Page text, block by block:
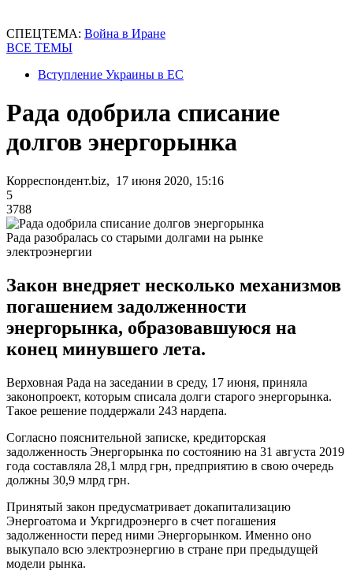
СПЕЦТЕМА: Война в Иране
ВСЕ ТЕМЫ
Вступление Украины в ЕС
Рада одобрила списание
долгов энергорынка
Корреспондент.biz, 17 июня 2020, 15:16
5
3788
Рада разобралась со старыми долгами на рынке
электроэнергии
Закон внедряет несколько механизмов
погашением задолженности
энергорынка, образовавшуюся на
конец минувшего лета.
Верховная Рада на заседании в среду, 17 июня, приняла
законопроект, которым списала долги старого энергорынка.
Такое решение поддержали 243 нардепа.
Согласно пояснительной записке, кредиторская
задолженность Энергорынка по состоянию на 31 августа 2019
года составляла 28,1 млрд грн, предприятию в свою очередь
должны 30,9 млрд грн.
Принятый закон предусматривает докапитализацию
Энергоатома и Укргидроэнерго в счет погашения
задолженности перед ними Энергорынком. Именно оно
выкупало всю электроэнергию в стране при предыдущей
модели рынка.